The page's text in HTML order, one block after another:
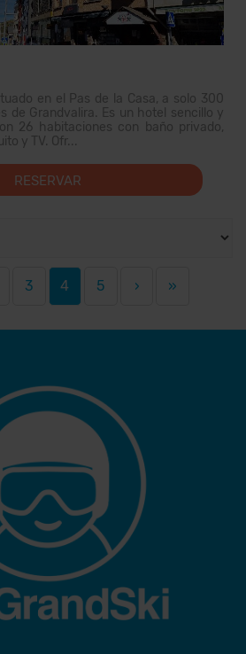
en el Pas de la Casa, a solo 300
de Grandvalira. Es un hotel sencillo y
26 habitaciones con baño privado,
y TV. Ofr...
RESERVAR
3 4 5 › »